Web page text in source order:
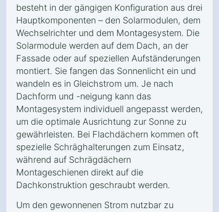
besteht in der gängigen Konfiguration aus drei
Hauptkomponenten – den Solarmodulen, dem
Wechselrichter und dem Montagesystem. Die
Solarmodule werden auf dem Dach, an der
Fassade oder auf speziellen Aufständerungen
montiert. Sie fangen das Sonnenlicht ein und
wandeln es in Gleichstrom um. Je nach
Dachform und -neigung kann das
Montagesystem individuell angepasst werden,
um die optimale Ausrichtung zur Sonne zu
gewährleisten. Bei Flachdächern kommen oft
spezielle Schräghalterungen zum Einsatz,
während auf Schrägdächern
Montageschienen direkt auf die
Dachkonstruktion geschraubt werden.
Um den gewonnenen Strom nutzbar zu